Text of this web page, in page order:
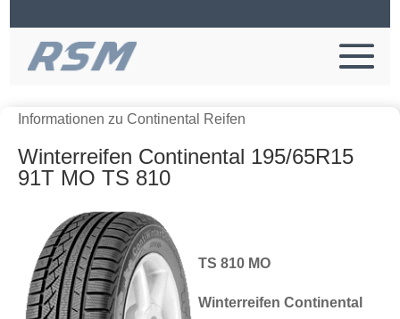
Informationen zu Continental Reifen
Winterreifen Continental 195/65R15
91T MO TS 810
TS 810 MO
Winterreifen Continental